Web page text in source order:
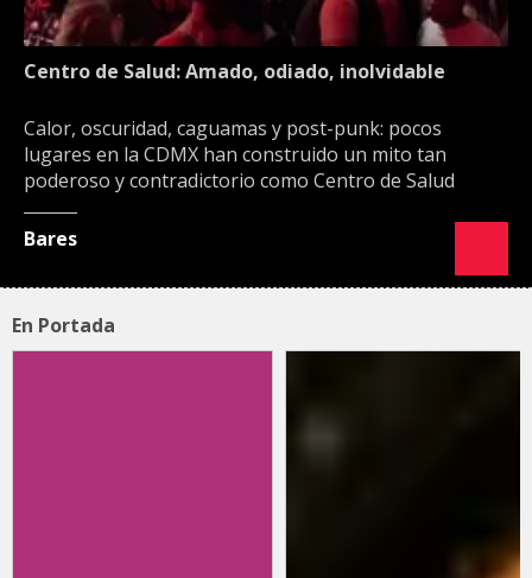
Centro de Salud: Amado, odiado, inolvidable
Calor, oscuridad, caguamas y post-punk: pocos
lugares en la CDMX han construido un mito tan
poderoso y contradictorio como Centro de Salud
Bares
En Portada